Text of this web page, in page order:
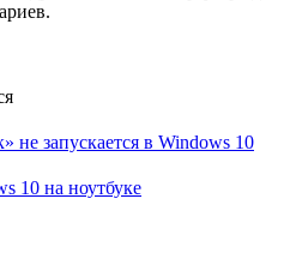
не запускается в Windows 10
10 на ноутбуке